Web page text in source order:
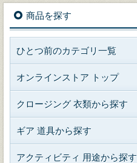
商品を探す
ひとつ前のカテゴリ一覧
オンラインストア トップ
クロージング 衣類から探す
ギア 道具から探す
アクティビティ 用途から探す